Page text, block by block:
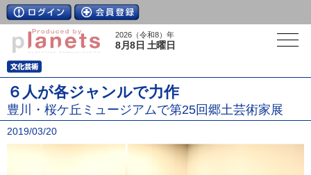
2026（令和8）年
8月8日 土曜日
６人が各ジャンルで力作
豊川・桜ケ丘ミュージアムで第25回郷土芸術家展
2019/03/20